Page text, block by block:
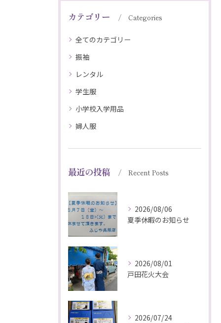
カテゴリー Categories
全てのカテゴリー
振袖
レンタル
学生服
小学校入学用品
婦人服
最近の投稿 Recent Posts
2026/08/06
夏季休暇のお知らせ
2026/08/01
戸田花火大会
2026/07/24